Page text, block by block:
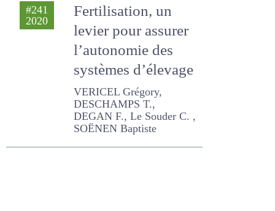
#241
Fertilisation, un
levier pour assurer
l’autonomie des
systèmes
d’élevage
VERICEL Grégory,